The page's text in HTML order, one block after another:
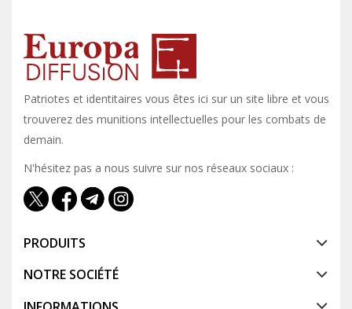
Patriotes et identitaires vous êtes ici sur un site libre et vous y
trouverez des munitions intellectuelles pour les combats de
demain.
N'hésitez pas a nous suivre sur nos réseaux sociaux :
PRODUITS
NOTRE SOCIÉTÉ